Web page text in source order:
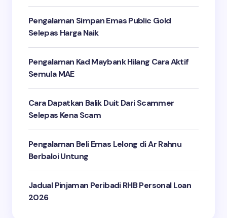
Pengalaman Simpan Emas Public Gold
Selepas Harga Naik
Pengalaman Kad Maybank Hilang Cara Aktif
Semula MAE
Cara Dapatkan Balik Duit Dari Scammer
Selepas Kena Scam
Pengalaman Beli Emas Lelong di Ar Rahnu
Berbaloi Untung
Jadual Pinjaman Peribadi RHB Personal Loan
2026